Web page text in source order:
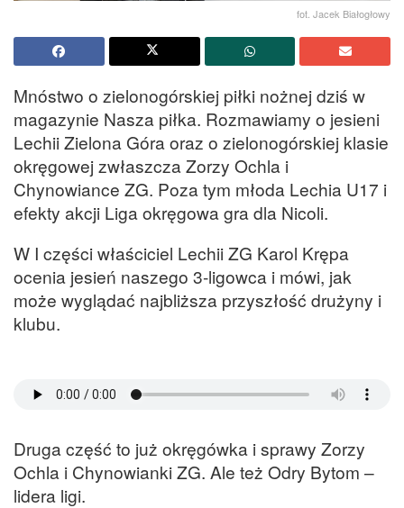
fot. Jacek Białogłowy
Mnóstwo o zielonogórskiej piłki nożnej dziś w
magazynie Nasza piłka. Rozmawiamy o jesieni
Lechii Zielona Góra oraz o zielonogórskiej klasie
okręgowej zwłaszcza Zorzy Ochla i
Chynowiance ZG. Poza tym młoda Lechia U17 i
efekty akcji Liga okręgowa gra dla Nicoli.
W I części właściciel Lechii ZG Karol Krępa
ocenia jesień naszego 3-ligowca i mówi, jak
może wyglądać najbliższa przyszłość drużyny i
klubu.
Druga część to już okręgówka i sprawy Zorzy
Ochla i Chynowianki ZG. Ale też Odry Bytom –
lidera ligi.